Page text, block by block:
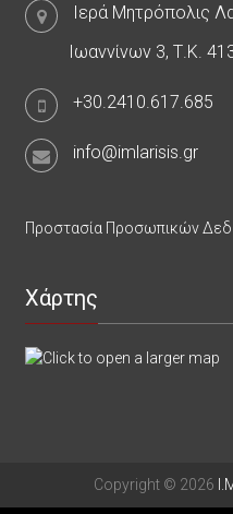
Ιερά Μητρόπολις
Ιωαννίνων 3, Τ.Κ.
+30.2410.617.685
info@imlarisis.gr
Προστασία Προσωπικών
Χάρτης
Copyright © 2026